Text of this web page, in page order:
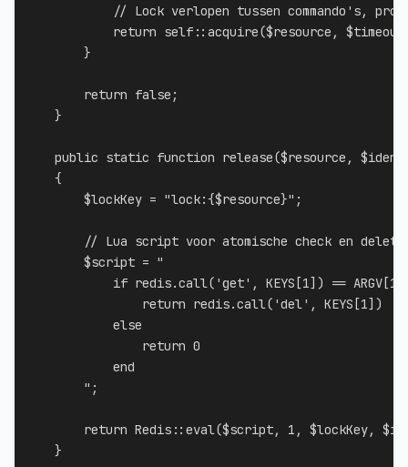
// Lock verlopen tussen commando's,
return self :: acquire($resource , $timeout
}
return false ;
}
public static function release($resource ,
{
$lockKey = "lock:{$resource}" ;
// Lua script voor atomische check en delete
$script = "
if redis.call('get', KEYS[1]) == ARGV[1]
                return redis.call('del', KEYS[1])
            else
                return 0
            end
        "
;
return Redis :: eval($script, 1 , $lockKey,
}